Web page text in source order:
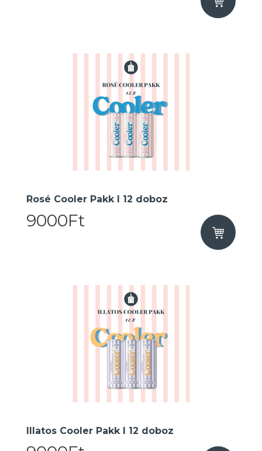
Rosé Cooler Pakk I 12 doboz
9000Ft
Illatos Cooler Pakk I 12 doboz